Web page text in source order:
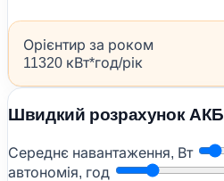
Орієнтир за роком
11320 кВт*год/рік
Швидкий розрахунок АКБ
Середнє навантаження, Вт
автономія, год